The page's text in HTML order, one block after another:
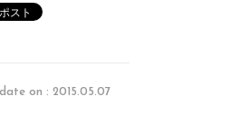
on : 2015.05.07